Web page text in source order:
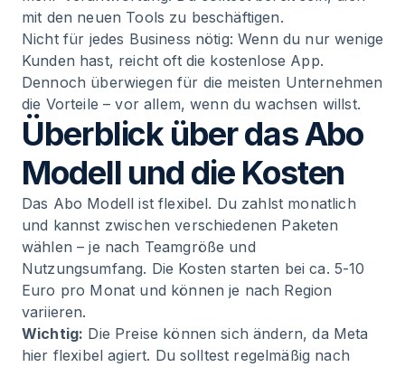
mit den neuen Tools zu beschäftigen.
Nicht für jedes Business nötig: Wenn du nur wenige
Kunden hast, reicht oft die kostenlose App.
Dennoch überwiegen für die meisten Unternehmen
die Vorteile – vor allem, wenn du wachsen willst.
Überblick über das Abo
Modell und die Kosten
Das Abo Modell ist flexibel. Du zahlst monatlich
und kannst zwischen verschiedenen Paketen
wählen – je nach Teamgröße und
Nutzungsumfang. Die Kosten starten bei ca. 5-10
Euro pro Monat und können je nach Region
variieren.
Wichtig: Die Preise können sich ändern, da Meta
hier flexibel agiert. Du solltest regelmäßig nach